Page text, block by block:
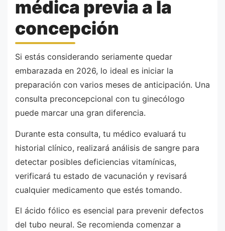
médica previa a la
concepción
Si estás considerando seriamente quedar
embarazada en 2026, lo ideal es iniciar la
preparación con varios meses de anticipación. Una
consulta preconcepcional con tu ginecólogo
puede marcar una gran diferencia.
Durante esta consulta, tu médico evaluará tu
historial clínico, realizará análisis de sangre para
detectar posibles deficiencias vitamínicas,
verificará tu estado de vacunación y revisará
cualquier medicamento que estés tomando.
El ácido fólico es esencial para prevenir defectos
del tubo neural. Se recomienda comenzar a